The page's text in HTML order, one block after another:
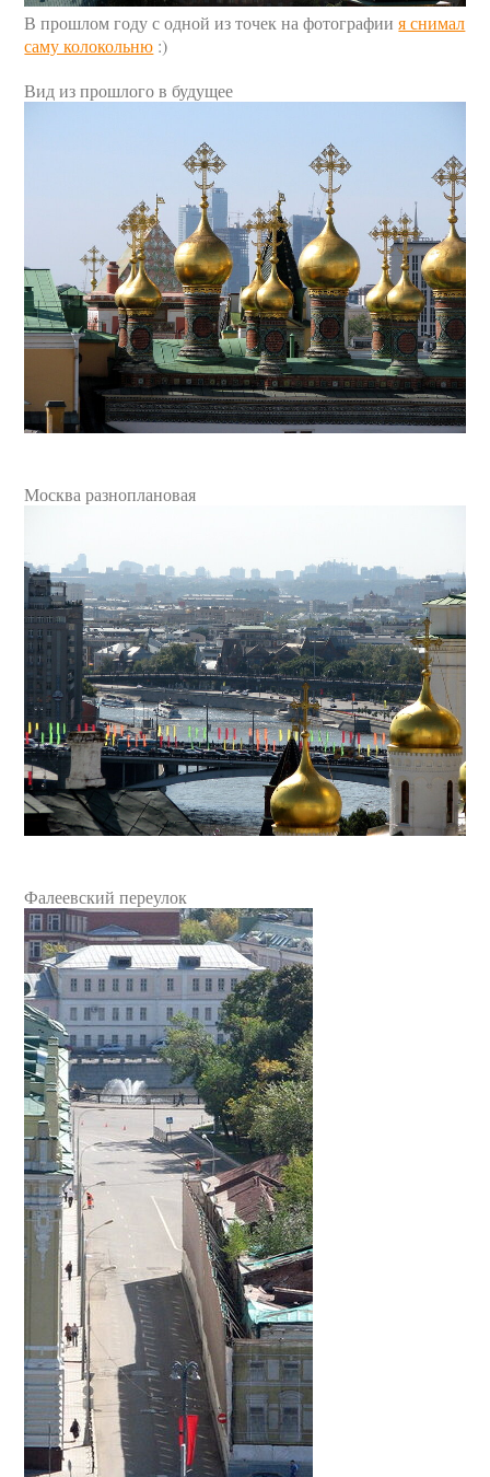
В прошлом году с одной из точек на фотографиия снимал
саму колокольню :)
Вид из прошлого в будущее
Москва разноплановая
Фалеевский переулок